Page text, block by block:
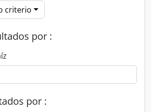
criterio
por :
por :